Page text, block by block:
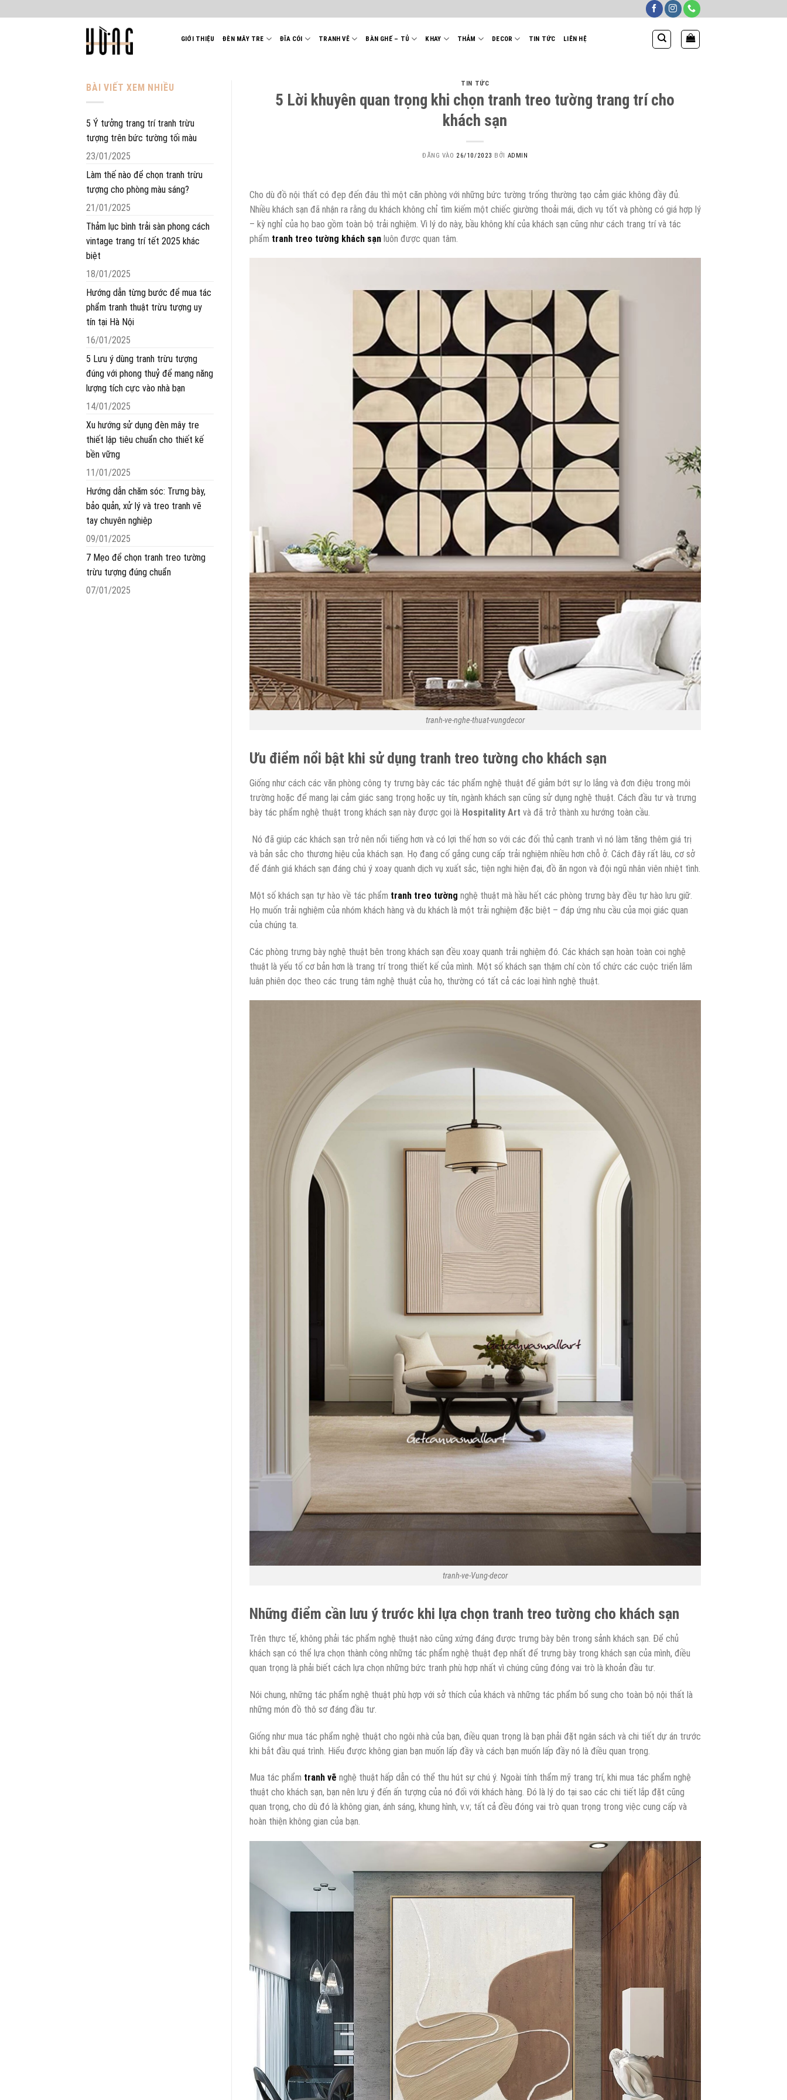
qua
GIỚI THIỆU ĐÈN MÂY TRE ĐĨA CÓI TRANH VẼ BÀN GHẾ – TỦ KHAY THẢM DECOR TIN TỨC LIÊN HỆ
BÀI VIẾT XEM NHIỀU
5 Ý tưởng trang trí tranh trừu
tượng trên bức tường tối màu
23/01/2025
Làm thế nào để chọn tranh trừu
tượng cho phòng màu sáng?
21/01/2025
Thảm lục bình trải sàn phong cách
vintage trang trí tết 2025 khác
biệt
18/01/2025
Hướng dẫn từng bước để mua tác
phẩm tranh thuật trừu tượng uy
tín tại Hà Nội
16/01/2025
5 Lưu ý dùng tranh trừu tượng
đúng với phong thuỷ để mang năng
lượng tích cực vào nhà bạn
14/01/2025
Xu hướng sử dụng đèn mây tre
thiết lập tiêu chuẩn cho thiết kế
bền vững
11/01/2025
Hướng dẫn chăm sóc: Trưng bày,
bảo quản, xử lý và treo tranh vẽ
tay chuyên nghiệp
09/01/2025
7 Mẹo để chọn tranh treo tường
trừu tượng đúng chuẩn
07/01/2025
TIN TỨC
5 Lời khuyên quan trọng khi chọn tranh treo tường trang trí cho
khách sạn
ĐĂNG VÀO 26/10/2023 BỞI ADMIN
Cho dù đồ nội thất có đẹp đến đâu thì một căn phòng với những bức tường trống thường tạo cảm giác không đầy đủ.
Nhiều khách sạn đã nhận ra rằng du khách không chỉ tìm kiếm một chiếc giường thoải mái, dịch vụ tốt và phòng có giá hợp lý
– kỳ nghỉ của họ bao gồm toàn bộ trải nghiệm. Vì lý do này, bầu không khí của khách sạn cũng như cách trang trí và tác
phẩm tranh treo tường khách sạnluôn được quan tâm.
tranh-ve-nghe-thuat-vungdecor
Ưu điểm nổi bật khi sử dụng tranh treo tường cho khách sạn
Giống như cách các văn phòng công ty trưng bày các tác phẩm nghệ thuật để giảm bớt sự lo lắng và đơn điệu trong môi
trường hoặc để mang lại cảm giác sang trọng hoặc uy tín, ngành khách sạn cũng sử dụng nghệ thuật. Cách đầu tư và trưng
bày tác phẩm nghệ thuật trong khách sạn này được gọi là Hospitality Art và đã trở thành xu hướng toàn cầu.
Nó đã giúp các khách sạn trở nên nổi tiếng hơn và có lợi thế hơn so với các đối thủ cạnh tranh vì nó làm tăng thêm giá trị
và bản sắc cho thương hiệu của khách sạn. Họ đang cố gắng cung cấp trải nghiệm nhiều hơn chỗ ở. Cách đây rất lâu, cơ sở
để đánh giá khách sạn đáng chú ý xoay quanh dịch vụ xuất sắc, tiện nghi hiện đại, đồ ăn ngon và đội ngũ nhân viên nhiệt tình.
Một số khách sạn tự hào về tác phẩm tranh treo tường nghệ thuật mà hầu hết các phòng trưng bày đều tự hào lưu giữ.
Họ muốn trải nghiệm của nhóm khách hàng và du khách là một trải nghiệm đặc biệt – đáp ứng nhu cầu của mọi giác quan
của chúng ta.
Các phòng trưng bày nghệ thuật bên trong khách sạn đều xoay quanh trải nghiệm đó. Các khách sạn hoàn toàn coi nghệ
thuật là yếu tố cơ bản hơn là trang trí trong thiết kế của mình. Một số khách sạn thậm chí còn tổ chức các cuộc triển lãm
luân phiên dọc theo các trung tâm nghệ thuật của họ, thường có tất cả các loại hình nghệ thuật.
tranh-ve-Vung-decor
Những điểm cần lưu ý trước khi lựa chọn tranh treo tường cho khách sạn
Trên thực tế, không phải tác phẩm nghệ thuật nào cũng xứng đáng được trưng bày bên trong sảnh khách sạn. Để chủ
khách sạn có thể lựa chọn thành công những tác phẩm nghệ thuật đẹp nhất để trưng bày trong khách sạn của mình, điều
quan trọng là phải biết cách lựa chọn những bức tranh phù hợp nhất vì chúng cũng đóng vai trò là khoản đầu tư.
Nói chung, những tác phẩm nghệ thuật phù hợp với sở thích của khách và những tác phẩm bổ sung cho toàn bộ nội thất là
những món đồ thô sơ đáng đầu tư.
Giống như mua tác phẩm nghệ thuật cho ngôi nhà của bạn, điều quan trọng là bạn phải đặt ngân sách và chi tiết dự án trước
khi bắt đầu quá trình. Hiểu được không gian bạn muốn lấp đầy và cách bạn muốn lấp đầy nó là điều quan trọng.
Mua tác phẩm tranh vẽ nghệ thuật hấp dẫn có thể thu hút sự chú ý. Ngoài tính thẩm mỹ trang trí, khi mua tác phẩm nghệ
thuật cho khách sạn, bạn nên lưu ý đến ấn tượng của nó đối với khách hàng. Đó là lý do tại sao các chi tiết lắp đặt cũng
quan trọng, cho dù đó là không gian, ánh sáng, khung hình, v.v; tất cả đều đóng vai trò quan trọng trong việc cung cấp và
hoàn thiện không gian của bạn.